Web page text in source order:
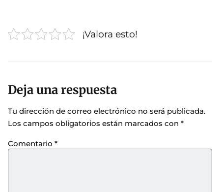
¡Valora esto!
Deja una respuesta
Tu dirección de correo electrónico no será publicada.
Los campos obligatorios están marcados con *
Comentario *